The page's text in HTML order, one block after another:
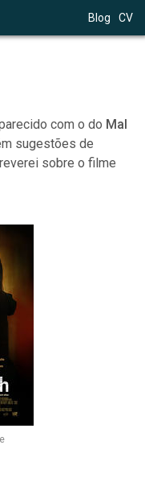
Blog CV
com o do Mal
sugestões de
sobre o filme